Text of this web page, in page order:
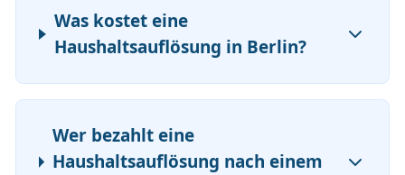
Was kostet eine
Haushaltsauflösung in Berlin?
Wer bezahlt eine
Haushaltsauflösung nach einem